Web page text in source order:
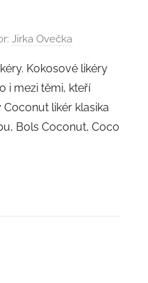
Jirka Ovečka
Kokosové likéry
i mezi těmi, kteří
likér klasika
Bols Coconut, Coco